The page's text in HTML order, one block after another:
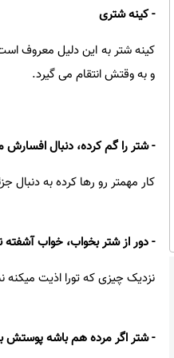
- کینه شتری
کینه شتر به این دلیل معروف
و به وقتش انتقام می گیرد.
- شتر را گم کرده، دنبال افسارش
کار مهمتر رو رها کرده به دنبال
- دور از شتر بخواب، خواب آشفته
نزدیک چیزی که تورا اذیت
- شتر اگر مرده هم باشه پوستش